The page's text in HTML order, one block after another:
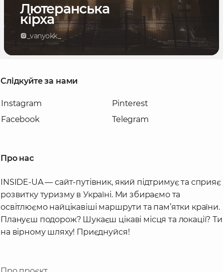
Лютеранська
кірха
_vanyokk_
Слідкуйте за нами
Instagram
Facebook
Pinterest
Telegram
Про нас
INSIDE-UA — сайт-путівник, який підтримує та сприяє
розвитку туризму в Україні. Ми збираємо та
освітлюємо найцікавіші маршрути та пам’ятки країни.
Плануєш подорож? Шукаєш цікаві місця та локації? Ти
на вірному шляху! Приєднуйся!